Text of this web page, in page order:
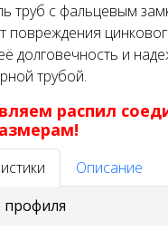
труб с фальцевым
повреждения
долговечность и
трубой.
распил
Описание
профиля